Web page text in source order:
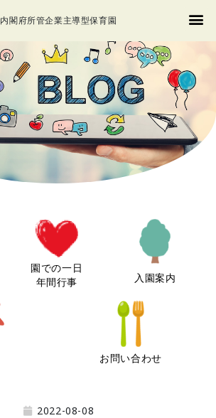
内閣府所管企業主導型保育園
園での一日
年間行事
入園案内
お問い合わせ
2022-08-08